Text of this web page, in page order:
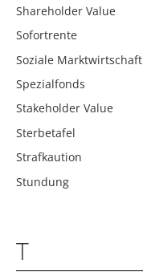
Shareholder Value
Sofortrente
Soziale Marktwirtschaft
Spezialfonds
Stakeholder Value
Sterbetafel
Strafkaution
Stundung
T